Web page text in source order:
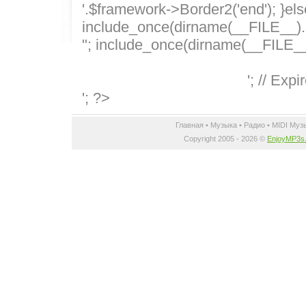
'.$framework->Border2('end');
";
'; //
'; ?>
Главная • Музыка • Радио • MIDI
Copyright 2005 - 2026 ©